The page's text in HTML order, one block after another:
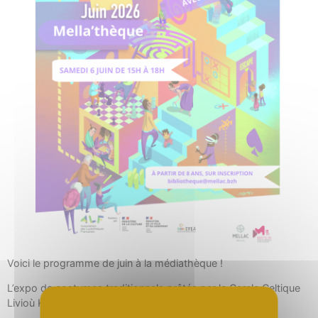
Voici le programme de juin à la médiathèque !
L’expo de costumes traditionnels prêtés par le Cercle Celtique
Livioù Kerien est visible jusqu’au 20 juin.